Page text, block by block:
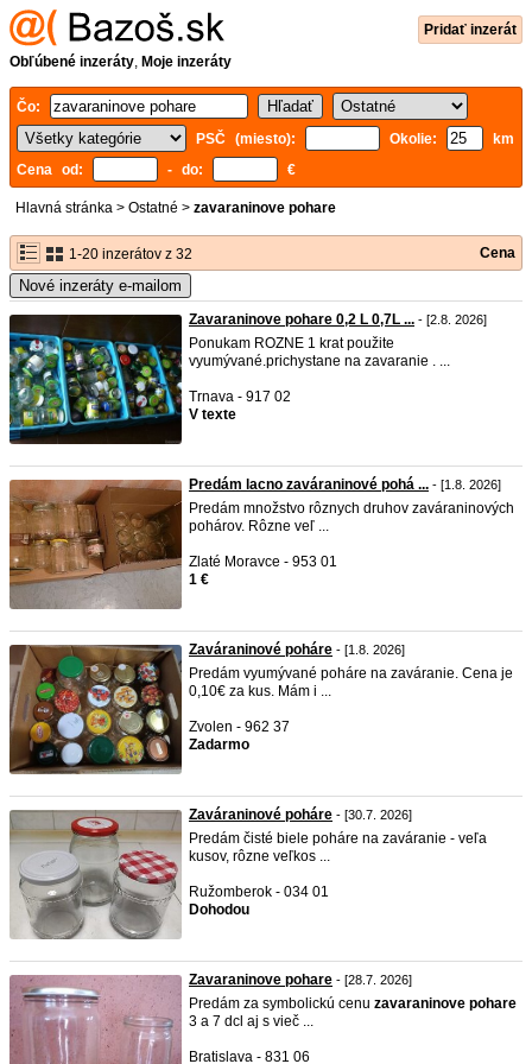
Pridať inzerát
Obľúbené inzeráty, Moje inzeráty
Čo:
PSČ (miesto):
Okolie:
km
Cena od:
- do: €
Hlavná stránka > Ostatné > zavaraninove pohare
1-20 inzerátov z 32 Cena
Nové inzeráty e-mailom
Zavaraninove pohare 0,2 L 0,7L ... - [2.8. 2026]
Ponukam ROZNE 1 krat použite
vyumývané.prichystane na zavaranie . ...
Trnava - 917 02
V texte
Predám lacno zaváraninové pohá ... - [1.8. 2026]
Predám množstvo rôznych druhov zaváraninových
pohárov. Rôzne veľ ...
Zlaté Moravce - 953 01
1 €
Zaváraninové poháre - [1.8. 2026]
Predám vyumývané poháre na zaváranie. Cena je
0,10€ za kus. Mám i ...
Zvolen - 962 37
Zadarmo
Zaváraninové poháre - [30.7. 2026]
Predám čisté biele poháre na zaváranie - veľa
kusov, rôzne veľkos ...
Ružomberok - 034 01
Dohodou
Zavaraninove pohare - [28.7. 2026]
Predám za symbolickú cenu zavaraninove pohare
3 a 7 dcl aj s vieč ...
Bratislava - 831 06